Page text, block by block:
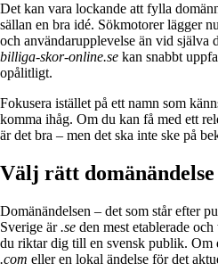
Det kan vara lockande att fylla
sällan en bra idé. Sökmotorer lägger
och användarupplevelse än vid själva
billiga-skor-online.se kan snabbt
opålitligt.
Fokusera istället på ett namn som
komma ihåg. Om du kan få med ett
är det bra – men det ska inte ske på
Välj rätt domänändelse
Domänändelsen – det som står efter
Sverige är.se den mest etablerade
du riktar dig till en svensk publik. Om
.com eller en lokal ändelse för det